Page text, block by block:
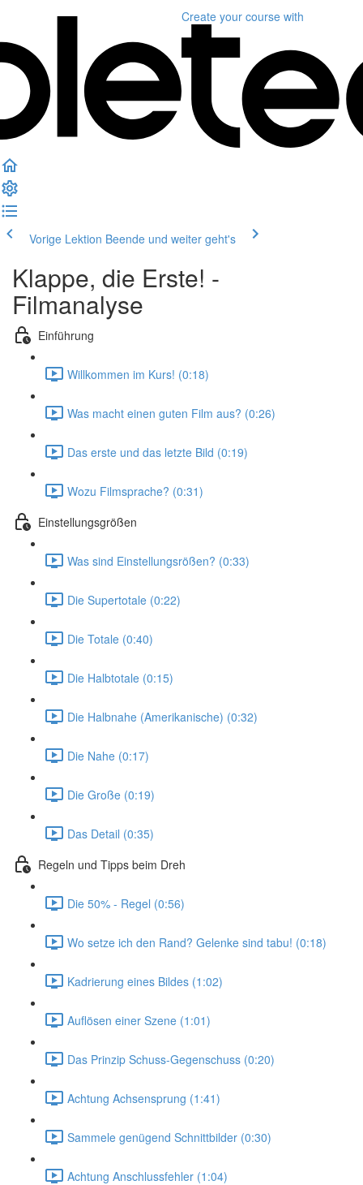
Create your course with
Vorige Lektion Beende und weiter geht's
Klappe, die Erste! -
Filmanalyse
Einführung
Willkommen im Kurs! (0:18)
Was macht einen guten Film aus? (0:26)
Das erste und das letzte Bild (0:19)
Wozu Filmsprache? (0:31)
Einstellungsgrößen
Was sind Einstellungsrößen? (0:33)
Die Supertotale (0:22)
Die Totale (0:40)
Die Halbtotale (0:15)
Die Halbnahe (Amerikanische) (0:32)
Die Nahe (0:17)
Die Große (0:19)
Das Detail (0:35)
Regeln und Tipps beim Dreh
Die 50% - Regel (0:56)
Wo setze ich den Rand? Gelenke sind tabu! (0:18)
Kadrierung eines Bildes (1:02)
Auflösen einer Szene (1:01)
Das Prinzip Schuss-Gegenschuss (0:20)
Achtung Achsensprung (1:41)
Sammele genügend Schnittbilder (0:30)
Achtung Anschlussfehler (1:04)